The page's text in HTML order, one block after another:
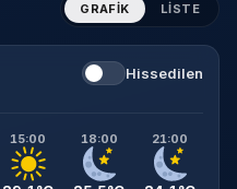
GRAFIK LISTE
Hissedilen
15:00 18:00 21:00